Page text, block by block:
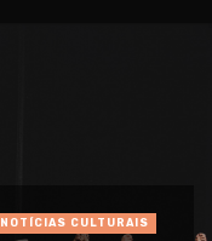
NOTÍCIAS CULTURAIS